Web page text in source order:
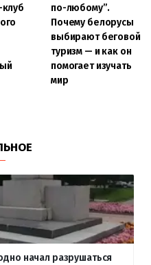
по-любому”.
Почему белорусы
выбирают беговой
туризм — и как он
помогает изучать
мир
начал разрушаться